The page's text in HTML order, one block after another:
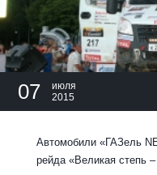
07
июля
2015
Автомобили «ГАЗель
рейда «Великая степь